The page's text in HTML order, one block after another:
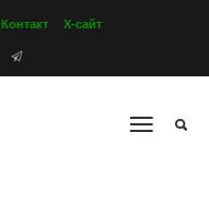
Контакт Х-сайт